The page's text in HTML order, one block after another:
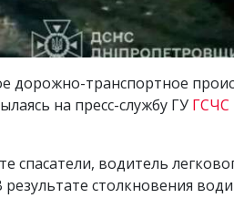
дорожно-транспортное
на пресс-службу ГУ ГСЧС
спасатели, водитель
столкновения